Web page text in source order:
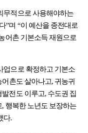
무적으로 사용해야하는
”며 “이 예산을 종전대로
어촌 기본소득 재원으로
업으로 확정하고 기본소
촌도 살아나고, 귀농귀
전도 이루고, 수도권 집
행복한 노년도 보장하는
다.